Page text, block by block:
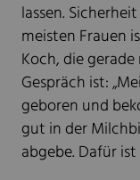
lassen.
meisten Frauen
Koch, die
Gespräch ist:
geboren und
gut in der
abgebe. Dafür